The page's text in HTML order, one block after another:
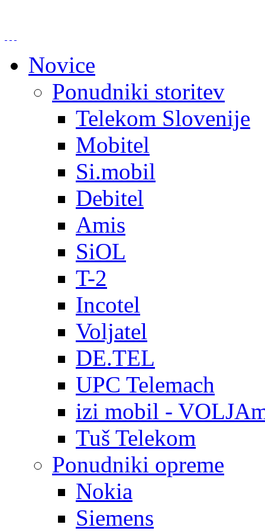
Novice
Ponudniki storitev
Telekom Slovenije
Mobitel
Si.mobil
Debitel
Amis
SiOL
T-2
Incotel
Voljatel
DE.TEL
UPC Telemach
izi mobil -
Tuš Telekom
Ponudniki opreme
Nokia
Siemens